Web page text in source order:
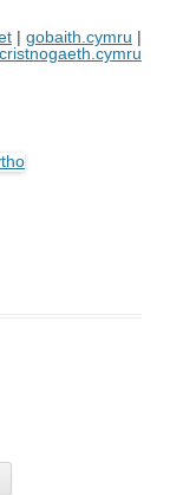
| gobaith.cymru |
cristnogaeth.cymru
ddim